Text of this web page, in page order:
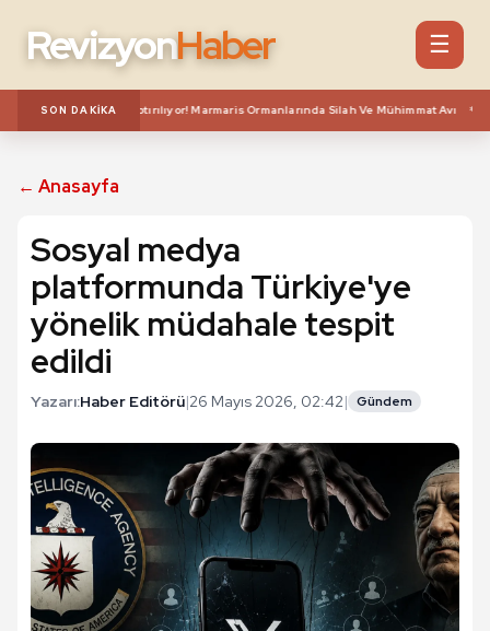
RevizyonHaber ☰
SON DAKIKA
Keşif Yaptırılıyor! Marmaris Ormanlarında Silah Ve Mühimmat Avı ***
← Anasayfa
Sosyal medya
platformunda Türkiye'ye
yönelik müdahale tespit
edildi
Yazarı:Haber Editörü|26 Mayıs 2026, 02:42| Gündem